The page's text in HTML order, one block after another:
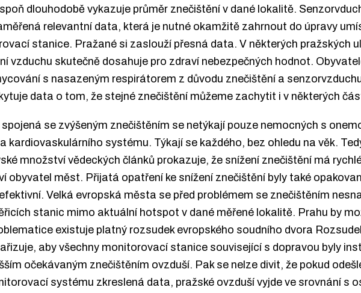
dlouhodobě vykazuje průměr znečištění v dané lokalitě.
relevantní data, která je nutné okamžitě zahrnout do úpravy
stanice. Pražané si zaslouží přesná data. V některých pražských
vzduchu skutečně dosahuje pro zdraví nebezpečných hodnot.
s nasazeným respirátorem z důvodu znečištění a
data o tom, že stejné znečištění můžeme zachytit i v některých
se zvýšeným znečištěním se netýkají pouze nemocných s
kardiovaskulárního systému. Týkají se každého, bez ohledu na věk.
množství vědeckých článků prokazuje, že snížení znečištění má
obyvatel měst. Přijatá opatření ke snížení znečištění byly také
Velká evropská města se před problémem se znečištěním
stanic mimo aktuální hotspot v dané měřené lokalitě. Prahu by
existuje platný rozsudek evropského soudního dvora
aby všechny monitorovací stanice související s dopravou byly
očekávaným znečištěním ovzduší. Pak se nelze divit, že pokud
systému zkreslená data, pražské ovzduší vyjde ve srovnání s